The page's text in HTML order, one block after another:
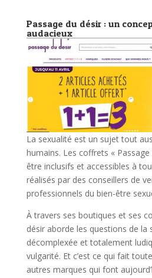
Passage du désir : un
audacieux
La sexualité est un sujet tout
humains. Les coffrets «
être inclusifs et accessibles à
réalisés par des conseillers de
professionnels du bien-être
À travers ses boutiques et ses
désir aborde les questions de la
décomplexée et totalement
vulgarité. Et c’est ce qui fait
autres marques qui font